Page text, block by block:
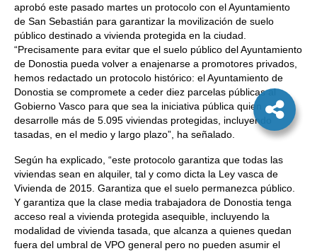
aprobó este pasado martes un protocolo con el Ayuntamiento
de San Sebastián para garantizar la movilización de suelo
público destinado a vivienda protegida en la ciudad.
“Precisamente para evitar que el suelo público del Ayuntamiento
de Donostia pueda volver a enajenarse a promotores privados,
hemos redactado un protocolo histórico: el Ayuntamiento de
Donostia se compromete a ceder diez parcelas públicas al
Gobierno Vasco para que sea la iniciativa pública quien
desarrolle más de 5.095 viviendas protegidas, incluyendo
tasadas, en el medio y largo plazo”, ha señalado.
Según ha explicado, “este protocolo garantiza que todas las
viviendas sean en alquiler, tal y como dicta la Ley vasca de
Vivienda de 2015. Garantiza que el suelo permanezca público.
Y garantiza que la clase media trabajadora de Donostia tenga
acceso real a vivienda protegida asequible, incluyendo la
modalidad de vivienda tasada, que alcanza a quienes quedan
fuera del umbral de VPO general pero no pueden asumir el